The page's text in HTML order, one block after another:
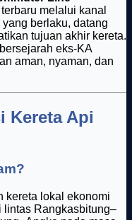
melalui kanal
berlaku, datang
tujuan akhir kereta.
eks-KA
aman, nyaman, dan
Kereta Api
kereta lokal ekonomi
lintas Rangkasbitung–